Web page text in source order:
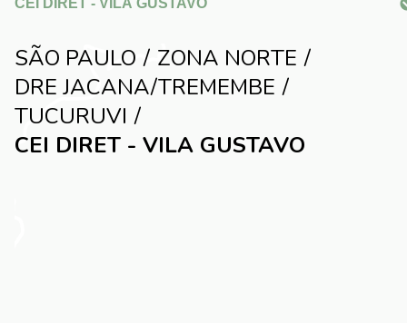
SÃO PAULO
ZONA NORTE
DRE JACANA/TREMEMBE
TUCURUVI
CEI DIRET - VILA GUSTAVO